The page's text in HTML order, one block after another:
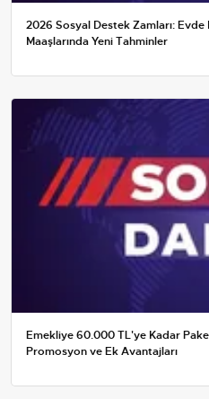
2026 Sosyal Destek Zamları: Evde
Maaşlarında Yeni Tahminler
Emekliye 60.000 TL'ye Kadar
Promosyon ve Ek Avantajları